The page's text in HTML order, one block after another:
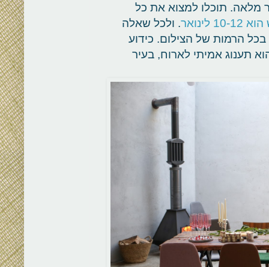
מלאה. תוכלו למצוא את כל
. ולכל שאלה
הרמות של הצילום. כידוע
תענוג אמיתי לארוח, בעיר